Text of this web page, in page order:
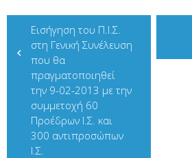
Πλοήγηση
άρθρων
Εισήγηση του Π.Ι.Σ.
στη Γενική Συνέλευση
που θα
πραγματοποιηθεί
την 9-02-2013 με την
συμμετοχή 60
Προέδρων Ι.Σ. και
300 αντιπροσώπων
Ι.Σ.